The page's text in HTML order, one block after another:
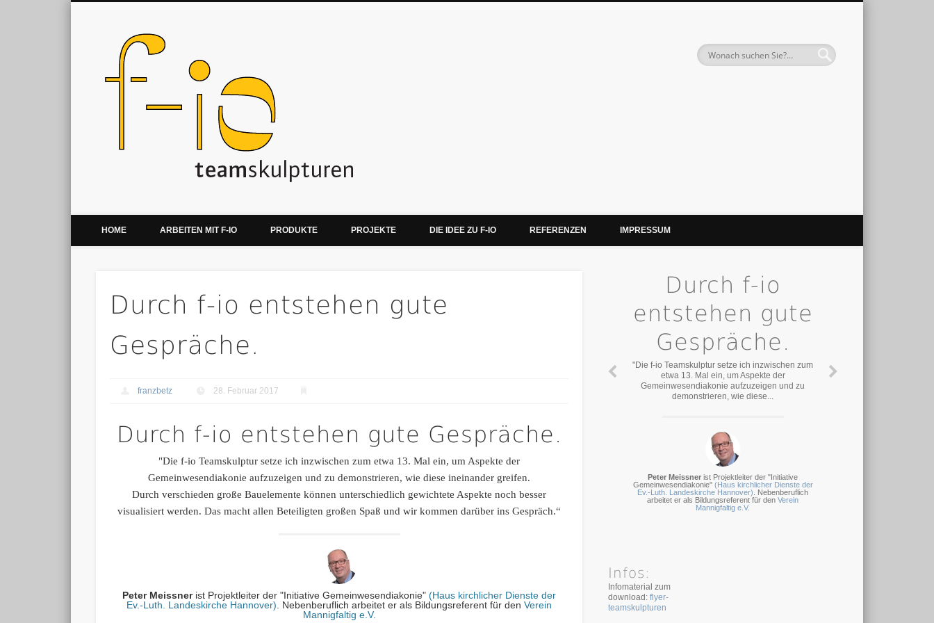
Kreative Teamentwicklung & Teamevents
HOME ARBEITEN MIT F-IO PRODUKTE PROJEKTE DIE IDEE ZU F-IO REFERENZEN IMPRESSUM
Durch f-io entstehen gute
Gespräche.
franzbetz 28. Februar 2017
Durch f-io entstehen gute Gespräche.
"Die f-io Teamskulptur setze ich inzwischen zum etwa 13. Mal ein, um Aspekte der
Gemeinwesendiakonie aufzuzeigen und zu demonstrieren, wie diese ineinander greifen.
Durch verschieden große Bauelemente können unterschiedlich gewichtete Aspekte noch besser
visualisiert werden. Das macht allen Beteiligten großen Spaß und wir kommen darüber ins Gespräch.“
Peter Meissnerist Projektleiter der "Initiative Gemeinwesendiakonie"(Haus kirchlicher Dienste der
Ev.-Luth. Landeskirche Hannover). Nebenberuflich arbeitet er als Bildungsreferent für denVerein
Mannigfaltig e.V.
Durch f-io
entstehen gute
Gespräche.
"Die f-io Teamskulptur setze ich inzwischen zum
etwa 13. Mal ein, um Aspekte der
Gemeinwesendiakonie aufzuzeigen und zu
demonstrieren, wie diese...
Peter Meissner ist Projektleiter der "Initiative
Gemeinwesendiakonie" (Haus kirchlicher Dienste der
Ev.-Luth. Landeskirche Hannover) . Nebenberuflich
arbeitet er als Bildungsreferent für denVerein
Mannigfaltig e.V.
Infos:
Infomaterial zum
download: flyer-
teamskulpturen